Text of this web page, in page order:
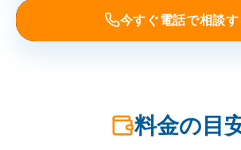
今すぐ電話で相談す
料金の目